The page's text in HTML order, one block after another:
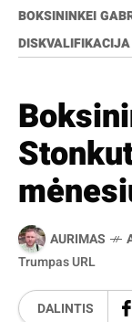
BOKSININKEI
DISKVALIFIKACIJA
AURIMAS
Trumpas URL
DALINTIS